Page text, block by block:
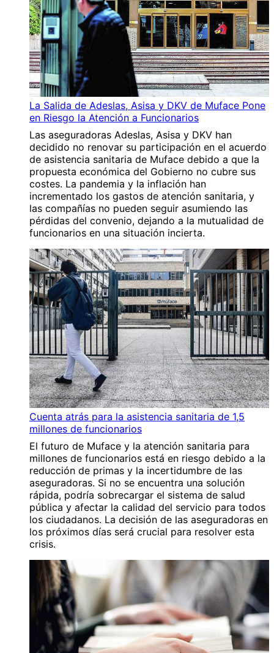
La Salida de Adeslas, Asisa y DKV de Muface Pone
en Riesgo la Atención a Funcionarios
Las aseguradoras Adeslas, Asisa y DKV han
decidido no renovar su participación en el acuerdo
de asistencia sanitaria de Muface debido a que la
propuesta económica del Gobierno no cubre sus
costes. La pandemia y la inflación han
incrementado los gastos de atención sanitaria, y
las compañías no pueden seguir asumiendo las
pérdidas del convenio, dejando a la mutualidad de
funcionarios en una situación incierta.
Cuenta atrás para la asistencia sanitaria de 1,5
millones de funcionarios
El futuro de Muface y la atención sanitaria para
millones de funcionarios está en riesgo debido a la
reducción de primas y la incertidumbre de las
aseguradoras. Si no se encuentra una solución
rápida, podría sobrecargar el sistema de salud
pública y afectar la calidad del servicio para todos
los ciudadanos. La decisión de las aseguradoras en
los próximos días será crucial para resolver esta
crisis.